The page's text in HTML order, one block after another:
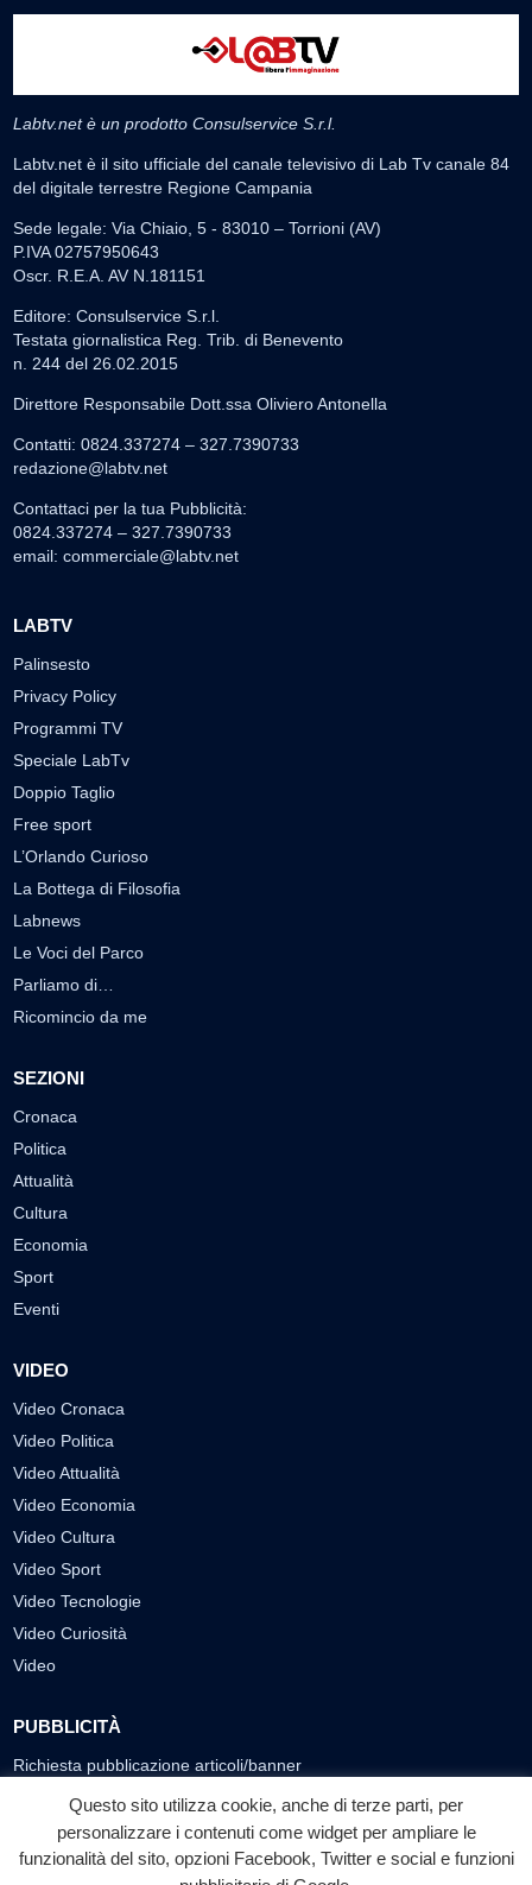
Labtv.net è un prodotto Consulservice S.r.l.
Labtv.net è il sito ufficiale del canale televisivo di Lab Tv canale 84
del digitale terrestre Regione Campania
Sede legale: Via Chiaio, 5 - 83010 – Torrioni (AV)
P.IVA 02757950643
Oscr. R.E.A. AV N.181151
Editore: Consulservice S.r.l.
Testata giornalistica Reg. Trib. di Benevento
n. 244 del 26.02.2015
Direttore Responsabile Dott.ssa Oliviero Antonella
Contatti: 0824.337274 – 327.7390733
redazione@labtv.net
Contattaci per la tua Pubblicità:
0824.337274 – 327.7390733
email: commerciale@labtv.net
LABTV
Palinsesto
Privacy Policy
Programmi TV
Speciale LabTv
Doppio Taglio
Free sport
L’Orlando Curioso
La Bottega di Filosofia
Labnews
Le Voci del Parco
Parliamo di…
Ricomincio da me
SEZIONI
Cronaca
Politica
Attualità
Cultura
Economia
Sport
Eventi
VIDEO
Video Cronaca
Video Politica
Video Attualità
Video Economia
Video Cultura
Video Sport
Video Tecnologie
Video Curiosità
Video
PUBBLICITÀ
Richiesta pubblicazione articoli/banner
SEGUICI SUI SOCIAL
f ◎ ▶
Questo sito utilizza cookie, anche di terze parti, per
personalizzare i contenuti come widget per ampliare le
funzionalità del sito, opzioni Facebook, Twitter e social e funzioni